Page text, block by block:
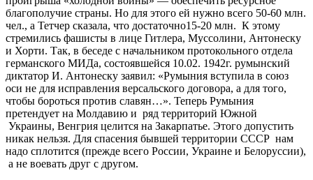
благополучие страны. Но для этого ей нужно всего 50-60 млн.
чел., а Тетчер сказала, что достаточно15-20 млн. К этому
стремились фашисты в лице Гитлера, Муссолини, Антонеску
и Хорти. Так, в беседе с начальником протокольного отдела
германского МИДа, состоявшейся 10.02. 1942г. румынский
диктатор И. Антонеску заявил: «Румыния вступила в союз
оси не для исправления версальского договора, а для того,
чтобы бороться против славян…». Теперь Румыния
претендует на Молдавию и ряд территорий Южной
Украины, Венгрия целится на Закарпатье. Этого допустить
никак нельзя. Для спасения бывшей территории СССР нам
надо сплотится (прежде всего России, Украине и Белоруссии),
а не воевать друг с другом.